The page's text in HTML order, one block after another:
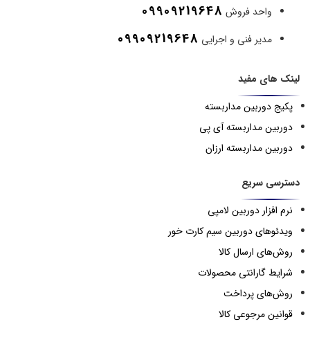
واحد فروش 09909219648
مدیر فنی و اجرایی 09909219648
لینک های مفید
پکیج دوربین مداربسته
دوربین مداربسته آی پی
دوربین مداربسته ارزان
دسترسی سریع
نرم افزار دوربین لامپی
ویدئوهای دوربین سیم کارت خور
روش‌های ارسال کالا
شرایط گارانتی محصولات
روش‌های پرداخت
قوانین مرجوعی کالا